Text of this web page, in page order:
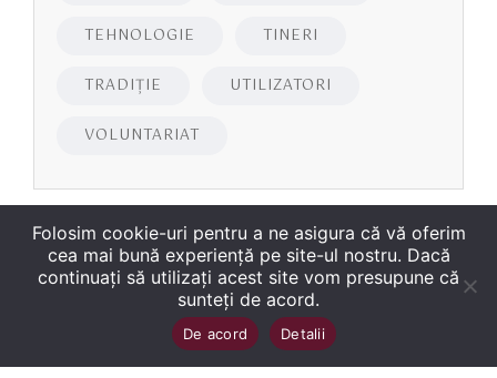
TEHNOLOGIE TINERI
TRADIȚIE UTILIZATORI
VOLUNTARIAT
2026Biblioteca Județeană
„George Bariţiu‟ Braşov. Toate drepturile sunt
Folosim cookie-uri pentru a ne asigura că vă oferim
cea mai bună experiență pe site-ul nostru. Dacă
continuați să utilizați acest site vom presupune că
sunteți de acord.
De acord Detalii